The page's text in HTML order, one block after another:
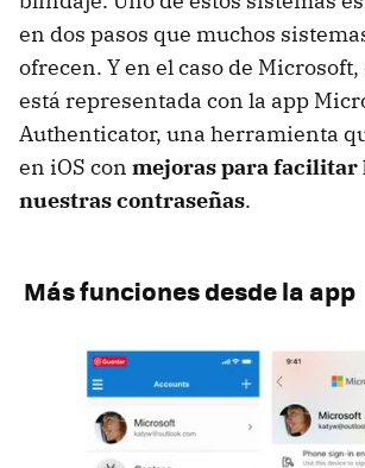
en dos pasos que muchos
ofrecen. Y en el caso de
está representada con la app
Authenticator, una herramienta
en iOS con mejoras para facilitar
nuestras contraseñas.
Más funciones desde la app